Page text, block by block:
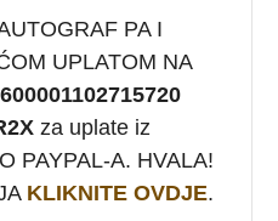
PA I
UPLATOM NA
za uplate iz
PAYPAL-A. HVALA!
KLIKNITE OVDJE.